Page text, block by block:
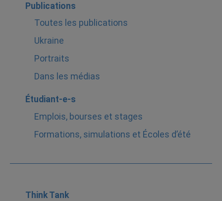
Publications
Toutes les publications
Ukraine
Portraits
Dans les médias
Étudiant-e-s
Emplois, bourses et stages
Formations, simulations et Écoles d’été
Think Tank